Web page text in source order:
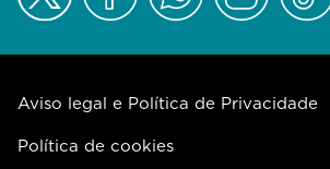
Aviso legal e Política de Privacidade
Política de cookies